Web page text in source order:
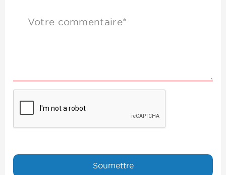
Votre commentaire*